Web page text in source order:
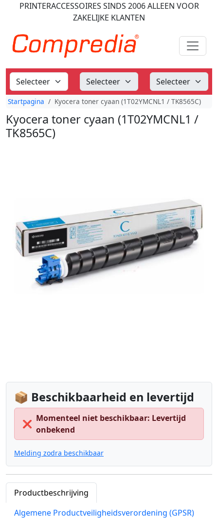
PRINTERACCESSOIRES SINDS 2006ALLEEN VOOR
ZAKELIJKE KLANTEN
Startpagina Kyocera toner cyaan (1T02YMCNL1 / TK8565C)
Kyocera toner cyaan (1T02YMCNL1 /
TK8565C)
📦 Beschikbaarheid en levertijd
❌
Momenteel niet beschikbaar: Levertijd
onbekend
Melding zodra beschikbaar
Productbeschrijving
Algemene Productveiligheidsverordening (GPSR)